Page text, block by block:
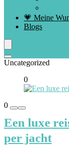
💗 Meine
Blogs
Uncategorized
0
0
Een luxe
per jacht